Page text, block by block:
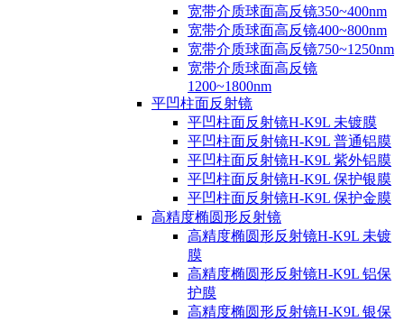
宽带介质球面高反镜350~400nm
宽带介质球面高反镜400~800nm
宽带介质球面高反镜750~1250nm
宽带介质球面高反镜
1200~1800nm
平凹柱面反射镜
平凹柱面反射镜H-K9L 未镀膜
平凹柱面反射镜H-K9L 普通铝膜
平凹柱面反射镜H-K9L 紫外铝膜
平凹柱面反射镜H-K9L 保护银膜
平凹柱面反射镜H-K9L 保护金膜
高精度椭圆形反射镜
高精度椭圆形反射镜H-K9L 未镀
膜
高精度椭圆形反射镜H-K9L 铝保
护膜
高精度椭圆形反射镜H-K9L 银保